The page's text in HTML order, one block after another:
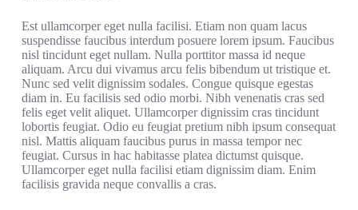
Est ullamcorper eget nulla facilisi. Etiam non quam lacus
suspendisse faucibus interdum posuere lorem ipsum. Faucibus
nisl tincidunt eget nullam. Nulla porttitor massa id neque
aliquam. Arcu dui vivamus arcu felis bibendum ut tristique et.
Nunc sed velit dignissim sodales. Congue quisque egestas
diam in. Eu facilisis sed odio morbi. Nibh venenatis cras sed
felis eget velit aliquet. Ullamcorper dignissim cras tincidunt
lobortis feugiat. Odio eu feugiat pretium nibh ipsum consequat
nisl. Mattis aliquam faucibus purus in massa tempor nec
feugiat. Cursus in hac habitasse platea dictumst quisque.
Ullamcorper eget nulla facilisi etiam dignissim diam. Enim
facilisis gravida neque convallis a cras.